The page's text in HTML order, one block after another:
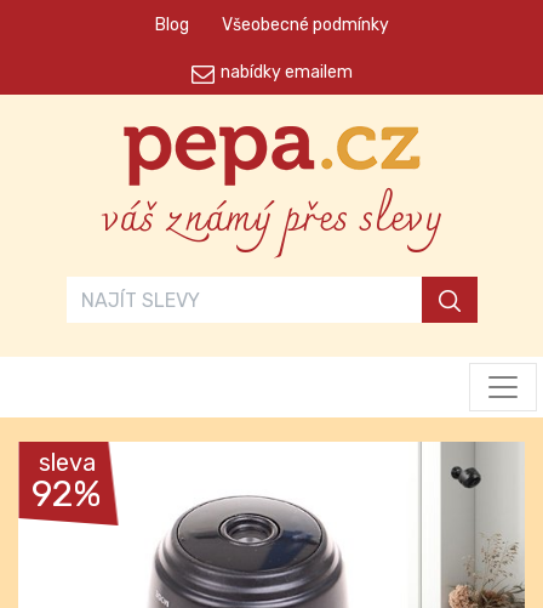
Blog Všeobecné podmínky
nabídky emailem
váš známý přes slevy
sleva
92%